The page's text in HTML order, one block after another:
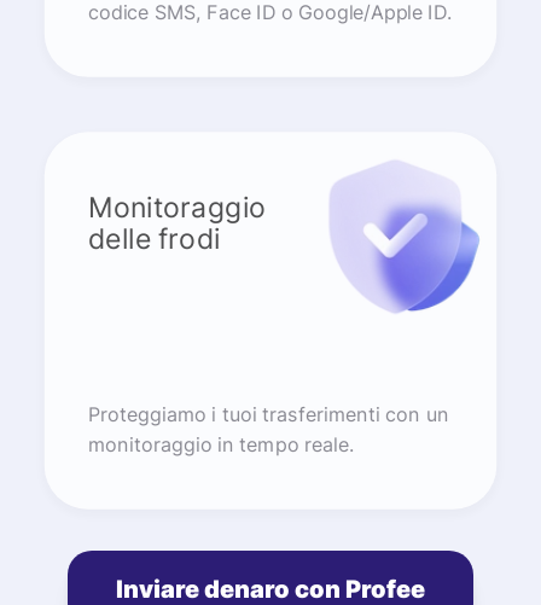
codice SMS, Face ID o Google/Apple ID.
Monitoraggio
delle frodi
Proteggiamo i tuoi trasferimenti con un
monitoraggio in tempo reale.
Inviare denaro con Profee